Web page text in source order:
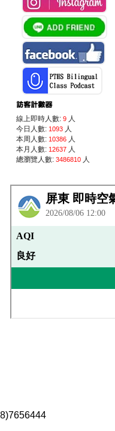
線上即時人數: 9 人
今日人數: 1093 人
本周人數: 10386 人
本月人數: 12637 人
總瀏覽人數: 3486810 人